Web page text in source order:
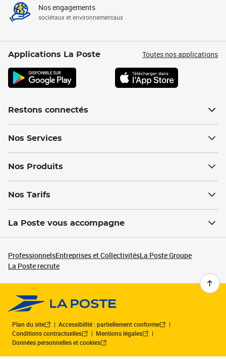
Nos engagements
sociétaux et environnementaux
Applications La Poste Toutes nos applications
Restons connectés
Nos Services
Nos Produits
Nos Tarifs
La Poste vous accompagne
ProfessionnelsEntreprises et CollectivitésLa Poste Groupe
La Poste recrute
Plan du site
Accessibilité : partiellement conforme
Conditions contractuelles
Mentions légales
Données personnelles et cookies